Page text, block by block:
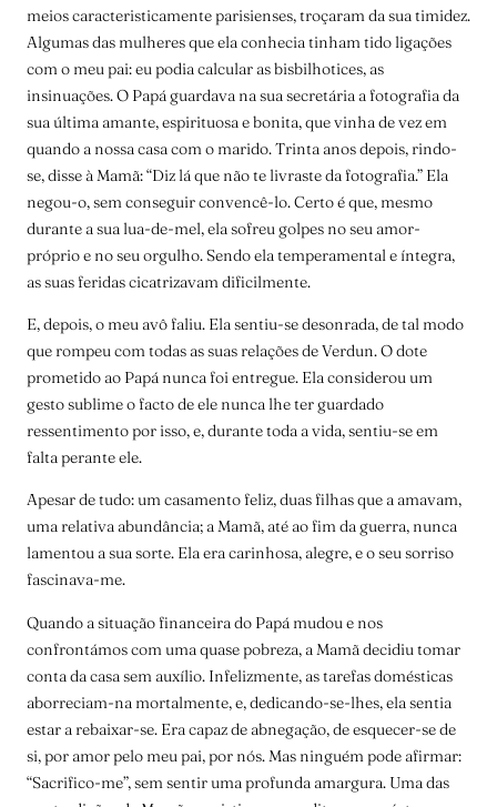
meios caracteristicamente parisienses, troçaram da sua timidez.
Algumas das mulheres que ela conhecia tinham tido ligações
com o meu pai: eu podia calcular as bisbilhotices, as
insinuações. O Papá guardava na sua secretária a fotografia da
sua última amante, espirituosa e bonita, que vinha de vez em
quando a nossa casa com o marido. Trinta anos depois, rindo-
se, disse à Mamã: “Diz lá que não te livraste da fotografia.” Ela
negou-o, sem conseguir convencê-lo. Certo é que, mesmo
durante a sua lua-de-mel, ela sofreu golpes no seu amor-
próprio e no seu orgulho. Sendo ela temperamental e íntegra,
as suas feridas cicatrizavam dificilmente.
E, depois, o meu avô faliu. Ela sentiu-se desonrada, de tal modo
que rompeu com todas as suas relações de Verdun. O dote
prometido ao Papá nunca foi entregue. Ela considerou um
gesto sublime o facto de ele nunca lhe ter guardado
ressentimento por isso, e, durante toda a vida, sentiu-se em
falta perante ele.
Apesar de tudo: um casamento feliz, duas filhas que a amavam,
uma relativa abundância; a Mamã, até ao fim da guerra, nunca
lamentou a sua sorte. Ela era carinhosa, alegre, e o seu sorriso
fascinava-me.
Quando a situação financeira do Papá mudou e nos
confrontámos com uma quase pobreza, a Mamã decidiu tomar
conta da casa sem auxílio. Infelizmente, as tarefas domésticas
aborreciam-na mortalmente, e, dedicando-se-lhes, ela sentia
estar a rebaixar-se. Era capaz de abnegação, de esquecer-se de
si, por amor pelo meu pai, por nós. Mas ninguém pode afirmar:
“Sacrifico-me”, sem sentir uma profunda amargura. Uma das